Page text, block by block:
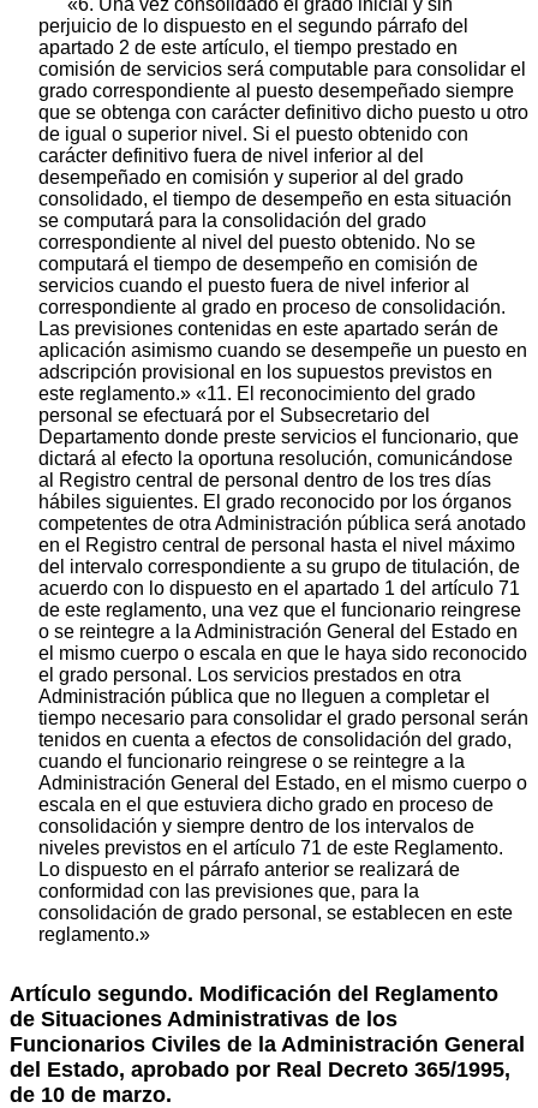
«6. Una vez consolidado el grado inicial y sin
perjuicio de lo dispuesto en el segundo párrafo del
apartado 2 de este artículo, el tiempo prestado en
comisión de servicios será computable para consolidar el
grado correspondiente al puesto desempeñado siempre
que se obtenga con carácter definitivo dicho puesto u otro
de igual o superior nivel. Si el puesto obtenido con
carácter definitivo fuera de nivel inferior al del
desempeñado en comisión y superior al del grado
consolidado, el tiempo de desempeño en esta situación
se computará para la consolidación del grado
correspondiente al nivel del puesto obtenido. No se
computará el tiempo de desempeño en comisión de
servicios cuando el puesto fuera de nivel inferior al
correspondiente al grado en proceso de consolidación.
Las previsiones contenidas en este apartado serán de
aplicación asimismo cuando se desempeñe un puesto en
adscripción provisional en los supuestos previstos en
este reglamento.» «11. El reconocimiento del grado
personal se efectuará por el Subsecretario del
Departamento donde preste servicios el funcionario, que
dictará al efecto la oportuna resolución, comunicándose
al Registro central de personal dentro de los tres días
hábiles siguientes. El grado reconocido por los órganos
competentes de otra Administración pública será anotado
en el Registro central de personal hasta el nivel máximo
del intervalo correspondiente a su grupo de titulación, de
acuerdo con lo dispuesto en el apartado 1 del artículo 71
de este reglamento, una vez que el funcionario reingrese
o se reintegre a la Administración General del Estado en
el mismo cuerpo o escala en que le haya sido reconocido
el grado personal. Los servicios prestados en otra
Administración pública que no lleguen a completar el
tiempo necesario para consolidar el grado personal serán
tenidos en cuenta a efectos de consolidación del grado,
cuando el funcionario reingrese o se reintegre a la
Administración General del Estado, en el mismo cuerpo o
escala en el que estuviera dicho grado en proceso de
consolidación y siempre dentro de los intervalos de
niveles previstos en el artículo 71 de este Reglamento.
Lo dispuesto en el párrafo anterior se realizará de
conformidad con las previsiones que, para la
consolidación de grado personal, se establecen en este
reglamento.»
Artículo segundo. Modificación del Reglamento
de Situaciones Administrativas de los
Funcionarios Civiles de la Administración General
del Estado, aprobado por Real Decreto 365/1995,
de 10 de marzo.